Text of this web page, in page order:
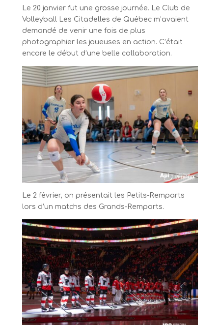
Le 20 janvier fut une grosse journée. Le Club de
Volleyball Les Citadelles de Québec m’avaient
demandé de venir une fois de plus
photographier les joueuses en action. C’était
encore le début d’une belle collaboration.
Le 2 février, on présentait les Petits-Remparts
lors d’un matchs des Grands-Remparts.